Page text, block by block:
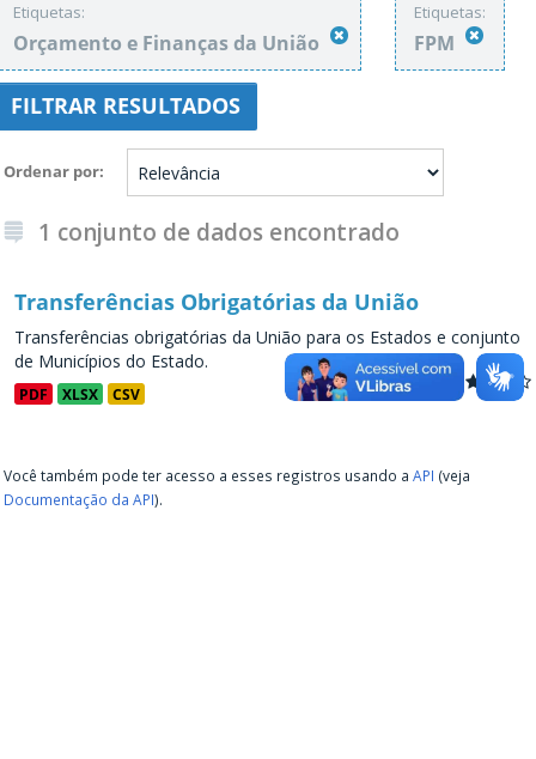
Etiquetas:
Orçamento e Finanças da União
Etiquetas:
FPM
FILTRAR RESULTADOS
Ordenar por
1 conjunto de dados encontrado
Transferências Obrigatórias da União
Transferências obrigatórias da União para os Estados e conjunto
de Municípios do Estado.
PDF XLSX CSV
Você também pode ter acesso a esses registros usando a API (veja
Documentação da API).